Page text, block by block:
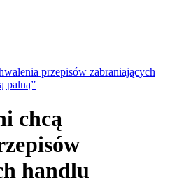
przepisów zabraniających
palną”
chcą
handlu